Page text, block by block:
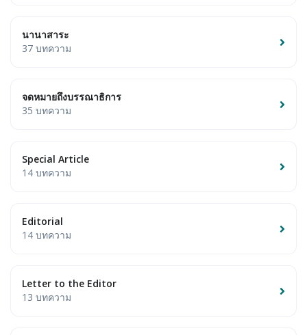
นานาสาระ
37 บทความ
จดหมายถึงบรรณาธิการ
35 บทความ
Special Article
14 บทความ
Editorial
14 บทความ
Letter to the Editor
13 บทความ